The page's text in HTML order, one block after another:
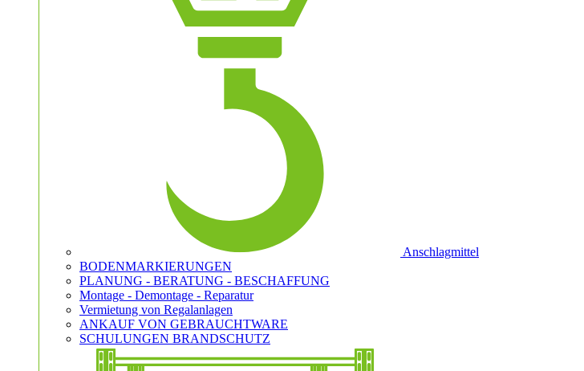
Anschlagmittel
BODENMARKIERUNGEN
PLANUNG - BERATUNG - BESCHAFFUNG
Montage - Demontage - Reparatur
Vermietung von Regalanlagen
ANKAUF VON GEBRAUCHTWARE
SCHULUNGEN BRANDSCHUTZ